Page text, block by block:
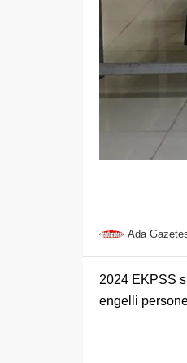
Ada
2024 EKPSS
engelli